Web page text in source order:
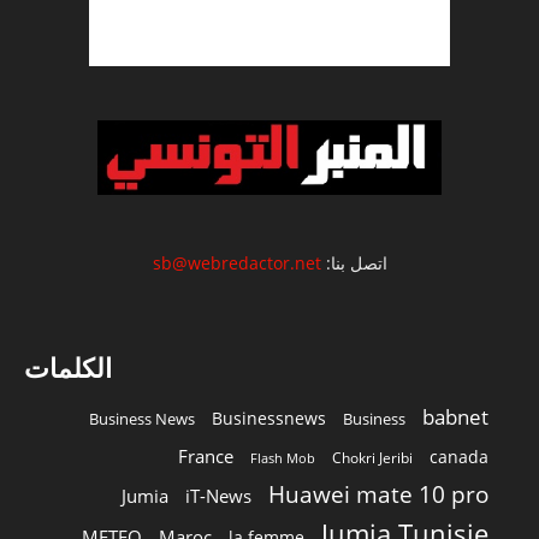
اتصل بنا:sb@webredactor.net
الكلمات
babnet
Business
Businessnews
Business News
canada
Chokri Jeribi
Flash Mob
France
Huawei mate 10 pro
iT-News
Jumia